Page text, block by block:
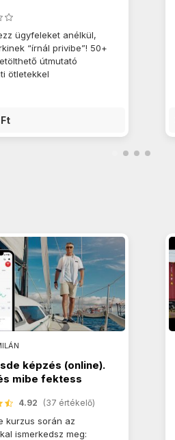
ügyfeleket anélkül,
“írnál privibe”! 50+
útmutató
ötletekkel
képzés (online).
mibe fektess
4.92 (37 értékelő)
kurzus során az
ismerkedsz meg: